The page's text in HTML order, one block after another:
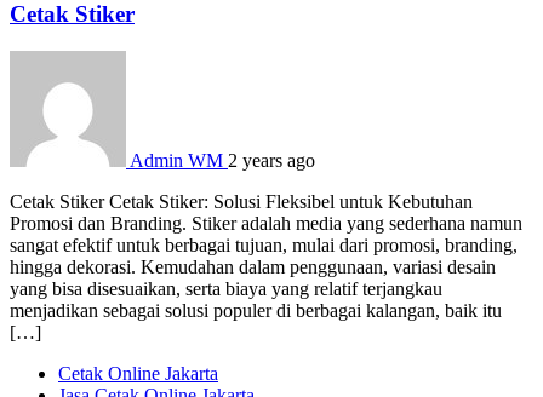
Cetak Stiker
Admin WM 2 years ago
Cetak Stiker Cetak Stiker: Solusi Fleksibel untuk Kebutuhan
Promosi dan Branding. Stiker adalah media yang sederhana namun
sangat efektif untuk berbagai tujuan, mulai dari promosi, branding,
hingga dekorasi. Kemudahan dalam penggunaan, variasi desain
yang bisa disesuaikan, serta biaya yang relatif terjangkau
menjadikan sebagai solusi populer di berbagai kalangan, baik itu
[…]
Cetak Online Jakarta